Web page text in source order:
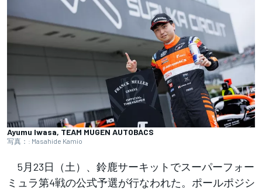
Ayumu Iwasa, TEAM MUGEN AUTOBACS
写真：: Masahide Kamio
5月23日（土）、鈴鹿サーキットでスーパーフォー
ミュラ第4戦の公式予選が行なわれた。ポールポジシ